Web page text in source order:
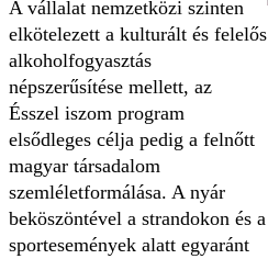
A vállalat nemzetközi szinten
elkötelezett a kulturált és felelős
alkoholfogyasztás
népszerűsítése mellett, az
Ésszel iszom program
elsődleges célja pedig a felnőtt
magyar társadalom
szemléletformálása. A nyár
beköszöntével a strandokon és a
sportesemények alatt egyaránt